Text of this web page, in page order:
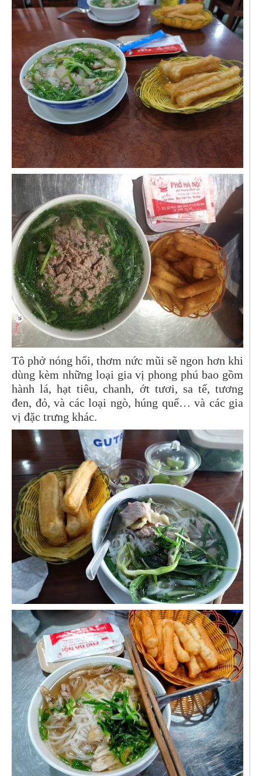
Tô phở nóng hổi, thơm nức mũi sẽ ngon hơn khi
dùng kèm những loại gia vị phong phú bao gồm
hành lá, hạt tiêu, chanh, ớt tươi, sa tế, tương
đen, đỏ, và các loại ngò, húng quế… và các gia
vị đặc trưng khác.